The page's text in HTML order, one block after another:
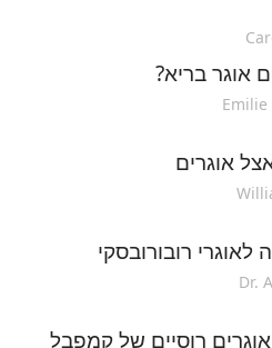
אוגר בריא?
Emilie
אוגרים
לאוגרי רובורובסקי
Dr.
רוסיים של קמפבל